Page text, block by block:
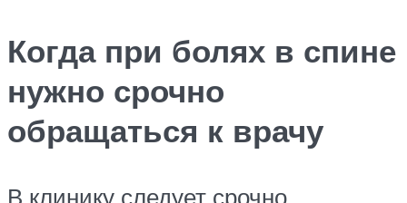
Когда при болях в спине
нужно срочно
обращаться к врачу
В клинику следует срочно